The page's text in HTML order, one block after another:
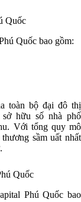
Quốc
Quốc bao gồm:
toàn bộ đại đô thị
hữu số nhà phố
Với tổng quy mô
sầm uất nhất
Quốc
Phú Quốc bao